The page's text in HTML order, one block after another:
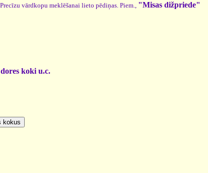
Precīzu vārdkopu meklēšanai lieto pēdiņas. Piem., "Misas dižpriede"
koki u.c.